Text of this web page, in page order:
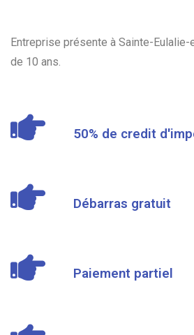
Entreprise présente à Sainte-
de 10 ans.
50% de credit
Débarras gratuit
Paiement partiel